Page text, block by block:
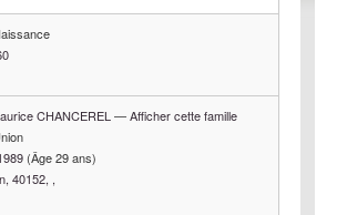
CHANCEREL —Afficher cette famille
(Âge 29 ans)
40152, ,